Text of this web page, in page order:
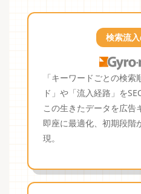
検索流
「キーワードごとの検
ド」や「流入経路」を
この生きたデータを広告
即座に最適化、初期段階
現。